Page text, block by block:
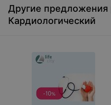
исследований.
программы лечения
Общий анализ крови с
Общий анализ мочи
Определение
Другие предложения
Кардиологический